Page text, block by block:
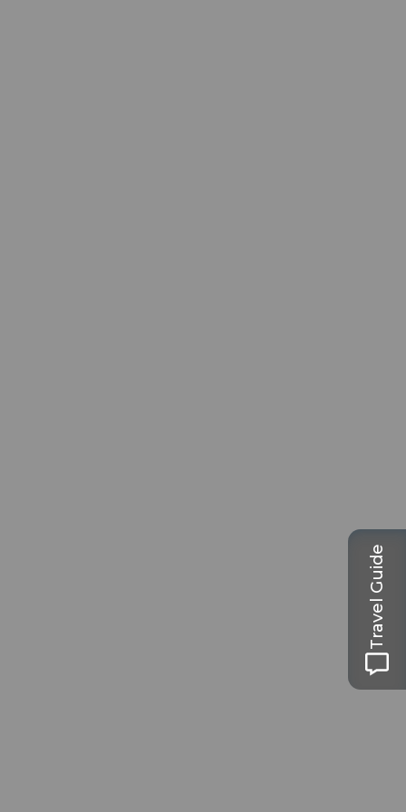
Travel Guide